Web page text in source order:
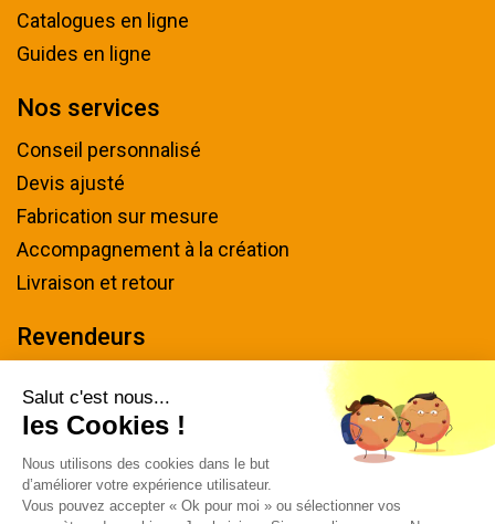
Catalogues en ligne
Guides en ligne
Nos services
Conseil personnalisé
Devis ajusté
Fabrication sur mesure
Accompagnement à la création
Livraison et retour
Revendeurs
Nous contacter
Tel : 04 94 48 50 57
Écrivez-nous
Salut c'est nous...
les Cookies !
Nous utilisons des cookies dans le but
d’améliorer votre expérience utilisateur.
Vous pouvez accepter « Ok pour moi » ou sélectionner vos